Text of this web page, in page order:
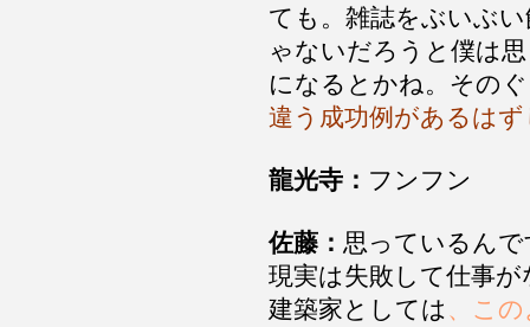
ても。雑誌をぶいぶ
ゃないだろうと僕は
になるとかね。その
違う成功例があるは
龍光寺： フンフン
佐藤： 思っているん
現実は失敗して仕事
建築家としては、こ